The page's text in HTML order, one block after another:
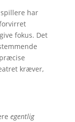
har
fokus. Det
kræver,
egentlig